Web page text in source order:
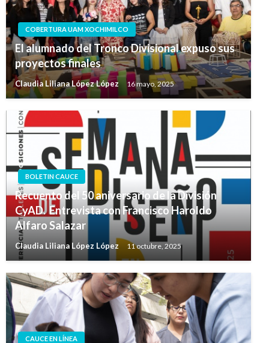
COBERTURA UAM XOCHIMILCO
El alumnado del Tronco Divisional expuso sus
proyectos finales
Claudia Liliana López López 16 mayo, 2025
BOLETIN CAUCE
Recuento del 50 aniversario de la División
CyAD. Entrevista con Francisco Haroldo
Alfaro Salazar
Claudia Liliana López López 11 octubre, 2025
CAUCE EN LÍNEA